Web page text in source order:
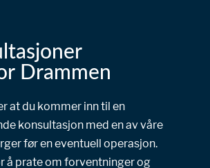
Drammen
at du kommer inn til en
konsultasjon med en av våre
før en eventuell operasjon.
å prate om forventninger og